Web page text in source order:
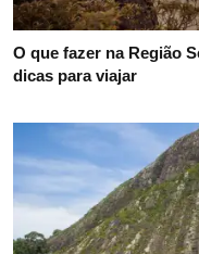
O que fazer na Região
dicas para viajar